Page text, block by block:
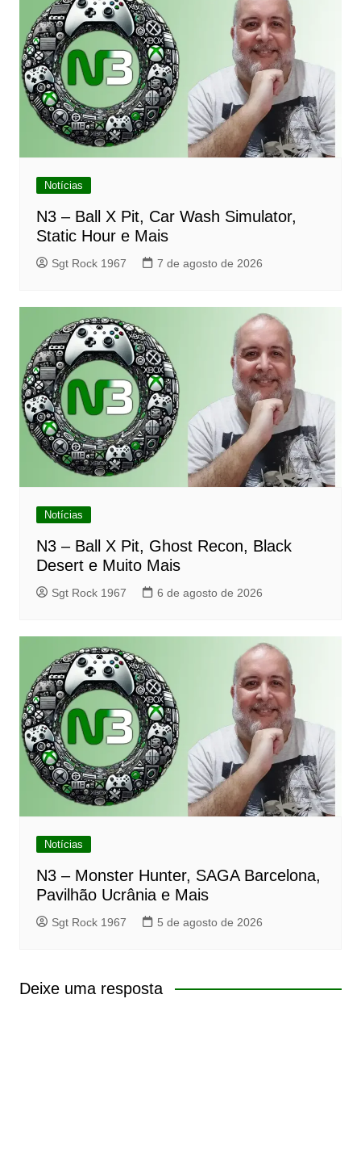
Notícias
N3 – Ball X Pit, Car Wash Simulator,
Static Hour e Mais
Sgt Rock 1967 7 de agosto de 2026
Notícias
N3 – Ball X Pit, Ghost Recon, Black
Desert e Muito Mais
Sgt Rock 1967 6 de agosto de 2026
Notícias
N3 – Monster Hunter, SAGA Barcelona,
Pavilhão Ucrânia e Mais
Sgt Rock 1967 5 de agosto de 2026
Deixe uma resposta